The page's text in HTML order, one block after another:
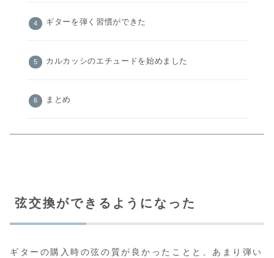
ギターを弾く習慣ができた
カルカッシのエチュードを始めました
まとめ
弦交換ができるようになった
ギターの購入時の弦の質が良かったことと、あまり弾い